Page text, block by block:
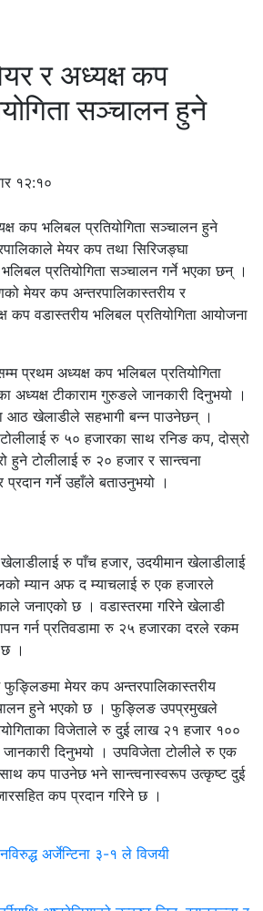
र अध्यक्ष कप
सञ्चालन हुने
१२:१०
मेयर कप तथा सिरिजङ्घा
प्रतियोगिता सञ्चालन गर्ने भएका छन् ।
मेयर कप अन्तरपालिकास्तरीय र
कप वडास्तरीय भलिबल प्रतियोगिता आयोजना
प्रथम अध्यक्ष कप भलिबल प्रतियोगिता
अध्यक्ष टीकाराम गुरुङले जानकारी दिनुभयो ।
आठ खेलाडीले सहभागी बन्न पाउनेछन् ।
टोलीलाई रु ५० हजारका साथ रनिङ कप, दोस्रो
टोलीलाई रु २० हजार र सान्त्वना
गर्ने उहाँले बताउनुभयो ।
खेलाडीलाई रु पाँच हजार, उदयीमान खेलाडीलाई
म्यान अफ द म्याचलाई रु एक हजारले
जनाएको छ । वडास्तरमा गरिने खेलाडी
गर्न प्रतिवडामा रु २५ हजारका दरले रकम
।
मेयर कप अन्तरपालिकास्तरीय
हुने भएको छ । फुङ्लिङ उपप्रमुखले
विजेताले रु दुई लाख २१ हजार १००
दिनुभयो । उपविजेता टोलीले रु एक
कप पाउनेछ भने सान्त्वनास्वरूप उत्कृष्ट दुई
कप प्रदान गरिने छ ।
अर्जेन्टिना ३-१ ले विजयी